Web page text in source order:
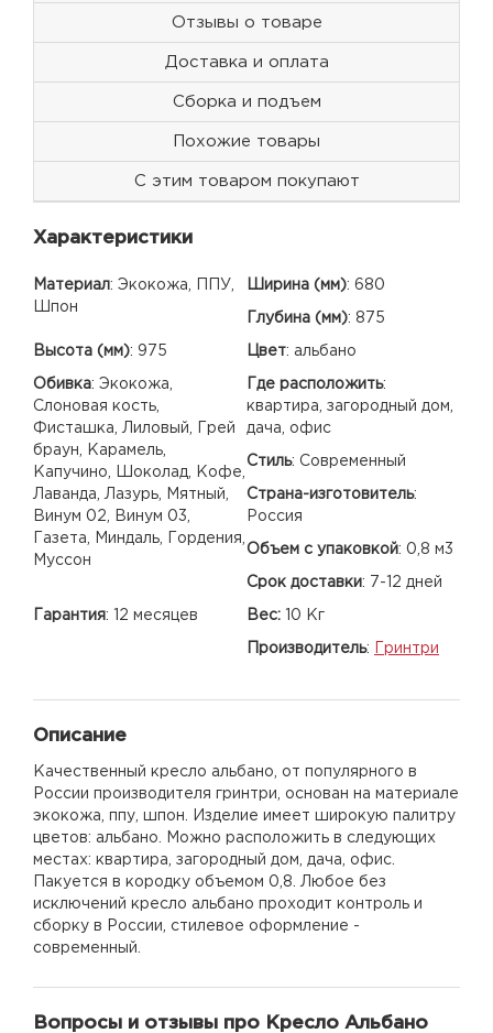
Отзывы о товаре
Доставка и оплата
Сборка и подъем
Похожие товары
С этим товаром покупают
Характеристики
Материал: Экокожа, ППУ,
Шпон
Ширина (мм): 680
Глубина (мм): 875
Высота (мм): 975 Цвет: альбано
Обивка: Экокожа,
Слоновая кость,
Фисташка, Лиловый, Грей
браун, Карамель,
Капучино, Шоколад, Кофе,
Лаванда, Лазурь, Мятный,
Винум 02, Винум 03,
Газета, Миндаль, Гордения,
Муссон
Где расположить:
квартира, загородный дом,
дача, офис
Стиль: Современный
Страна-изготовитель:
Россия
Объем с упаковкой: 0,8 м3
Срок доставки: 7-12 дней
Гарантия: 12 месяцев Вес: 10 Кг
Производитель: Гринтри
Описание
Качественный кресло альбано, от популярного в
России производителя гринтри, основан на материале
экокожа, ппу, шпон. Изделие имеет широкую палитру
цветов: альбано. Можно расположить в следующих
местах: квартира, загородный дом, дача, офис.
Пакуется в кородку объемом 0,8. Любое без
исключений кресло альбано проходит контроль и
сборку в России, стилевое оформление -
современный.
Вопросы и отзывы про Кресло Альбано